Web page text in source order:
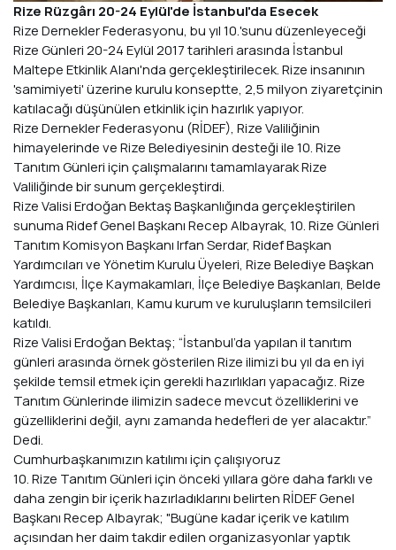
Rize Rüzgârı 20-24 Eylül'de İstanbul'da Esecek
Rize Dernekler Federasyonu, bu yıl 10.'sunu düzenleyeceği
Rize Günleri 20-24 Eylül 2017 tarihleri arasında İstanbul
Maltepe Etkinlik Alanı'nda gerçekleştirilecek. Rize insanının
'samimiyeti' üzerine kurulu konseptte, 2,5 milyon ziyaretçinin
katılacağı düşünülen etkinlik için hazırlık yapıyor.
Rize Dernekler Federasyonu (RİDEF), Rize Valiliğinin
himayelerinde ve Rize Belediyesinin desteği ile 10. Rize
Tanıtım Günleri için çalışmalarını tamamlayarak Rize
Valiliğinde bir sunum gerçekleştirdi.
Rize Valisi Erdoğan Bektaş Başkanlığında gerçekleştirilen
sunuma Ridef Genel Başkanı Recep Albayrak, 10. Rize Günleri
Tanıtım Komisyon Başkanı Irfan Serdar, Ridef Başkan
Yardımcıları ve Yönetim Kurulu Üyeleri, Rize Belediye Başkan
Yardımcısı, İlçe Kaymakamları, İlçe Belediye Başkanları, Belde
Belediye Başkanları, Kamu kurum ve kuruluşların temsilcileri
katıldı.
Rize Valisi Erdoğan Bektaş; “İstanbul’da yapılan il tanıtım
günleri arasında örnek gösterilen Rize ilimizi bu yıl da en iyi
şekilde temsil etmek için gerekli hazırlıkları yapacağız. Rize
Tanıtım Günlerinde ilimizin sadece mevcut özelliklerini ve
güzelliklerini değil, aynı zamanda hedefleri de yer alacaktır.”
Dedi.
Cumhurbaşkanımızın katılımı için çalışıyoruz
10. Rize Tanıtım Günleri için önceki yıllara göre daha farklı ve
daha zengin bir içerik hazırladıklarını belirten RİDEF Genel
Başkanı Recep Albayrak; "Bugüne kadar içerik ve katılım
açısından her daim takdir edilen organizasyonlar yaptık